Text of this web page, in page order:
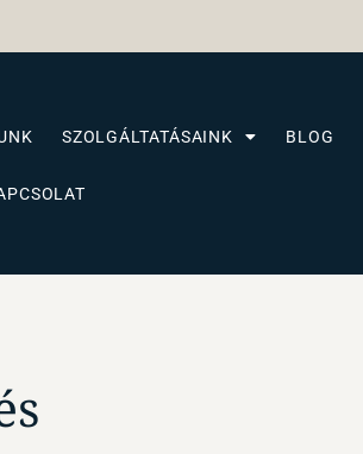
SZOLGÁLTATÁSAINK BLOG